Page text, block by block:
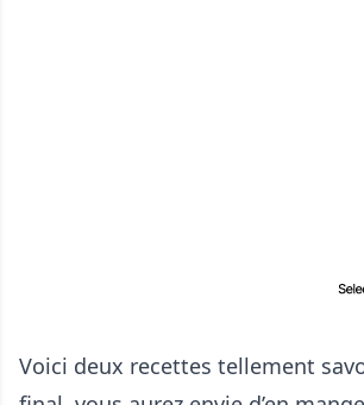
Voici deux recettes tellement